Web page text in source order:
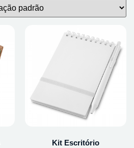
Kit Escritório